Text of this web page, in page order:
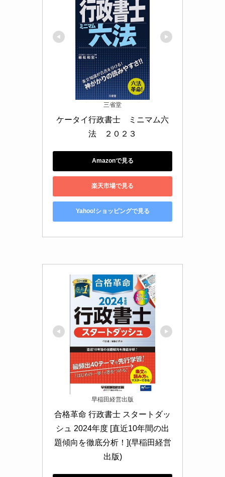
三省堂
ケータイ行政書士　ミニマム六
法　２０２３
Amazonで見る
楽天市場で見る
Yahoo!ショッピングで見る
早稲田経営出版
合格革命 行政書士 スタートダッ
シュ 2024年度 [直近10年間の出
題傾向を徹底分析！](早稲田経営
出版)